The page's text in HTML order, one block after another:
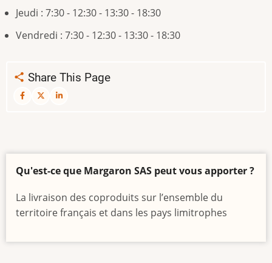
Jeudi : 7:30 - 12:30 - 13:30 - 18:30
Vendredi : 7:30 - 12:30 - 13:30 - 18:30
Share This Page
Qu'est-ce que Margaron SAS peut vous apporter ?
La livraison des coproduits sur l’ensemble du
territoire français et dans les pays limitrophes